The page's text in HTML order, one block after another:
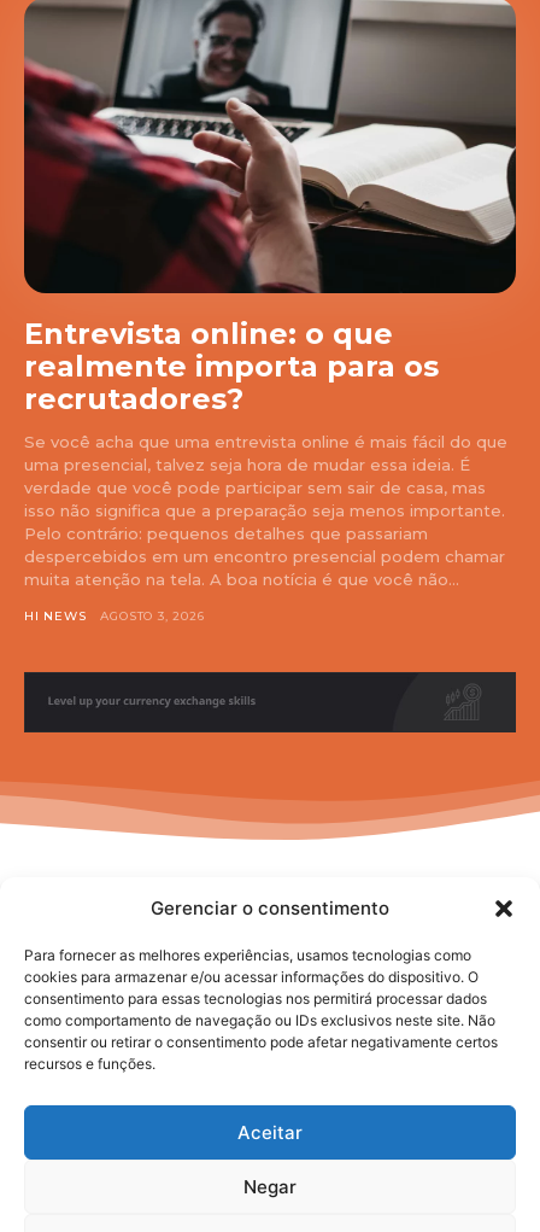
Gerenciar o consentimento
Para fornecer as melhores experiências, usamos tecnologias como
cookies para armazenar e/ou acessar informações do dispositivo. O
consentimento para essas tecnologias nos permitirá processar dados
como comportamento de navegação ou IDs exclusivos neste site. Não
consentir ou retirar o consentimento pode afetar negativamente certos
recursos e funções.
Aceitar
Negar
Entrevista online: o que
realmente importa para os
recrutadores?
Se você acha que uma entrevista online é mais fácil do que
uma presencial, talvez seja hora de mudar essa ideia. É
verdade que você pode participar sem sair de casa, mas
isso não significa que a preparação seja menos importante.
Pelo contrário: pequenos detalhes que passariam
despercebidos em um encontro presencial podem chamar
muita atenção na tela. A boa notícia é que você não...
HI NEWS AGOSTO 3, 2026
No posts to display